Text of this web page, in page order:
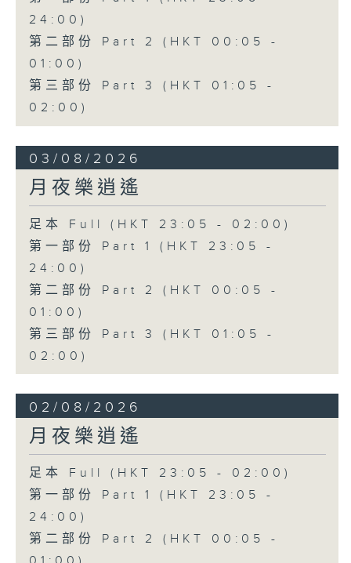
24:00)
第二部份 Part 2 (HKT 00:05 -
01:00)
第三部份 Part 3 (HKT 01:05 -
02:00)
03/08/2026
月夜樂逍遙
足本 Full (HKT 23:05 - 02:00)
第一部份 Part 1 (HKT 23:05 -
24:00)
第二部份 Part 2 (HKT 00:05 -
01:00)
第三部份 Part 3 (HKT 01:05 -
02:00)
02/08/2026
月夜樂逍遙
足本 Full (HKT 23:05 - 02:00)
第一部份 Part 1 (HKT 23:05 -
24:00)
第二部份 Part 2 (HKT 00:05 -